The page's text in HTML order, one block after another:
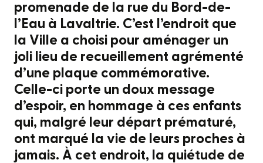
promenade de la rue du Bord-de-
l’Eau à Lavaltrie. C’est l’endroit que
la Ville a choisi pour aménager un
joli lieu de recueillement agrémenté
d’une plaque commémorative.
Celle-ci porte un doux message
d’espoir, en hommage à ces enfants
qui, malgré leur départ prématuré,
ont marqué la vie de leurs proches à
jamais. À cet endroit, la quiétude de